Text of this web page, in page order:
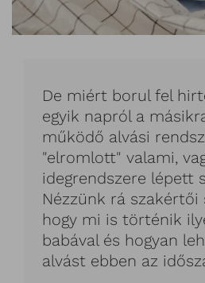
De miért borul fel
egyik napról a
működő alvási
"elromlott" valami,
idegrendszere lépett
Nézzünk rá szakértői
hogy mi is történik
babával és hogyan
alvást ebben az